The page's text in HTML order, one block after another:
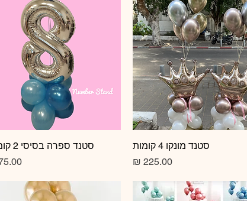
תצוגה מהירה
סטנד מונקו 4 קומות
מחיר‏225.00 ‏₪
תצוגה מהירה
סטנד ספרה בסיסי 2 קומות
מחיר